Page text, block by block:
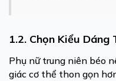
1.2. Chọn Kiểu
Phụ nữ trung niên béo
giác cơ thể thon gọn